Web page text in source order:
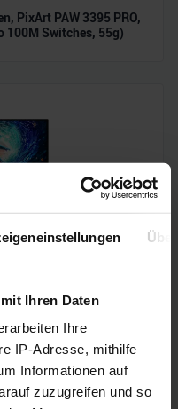
Ihren Daten
Ihre
IP-Adresse, mithilfe
Informationen auf
zuzugreifen und so
PixArt PAW 3395 PRO,
100M Switches, 55g)
WQHD, 27", QD-OLED,